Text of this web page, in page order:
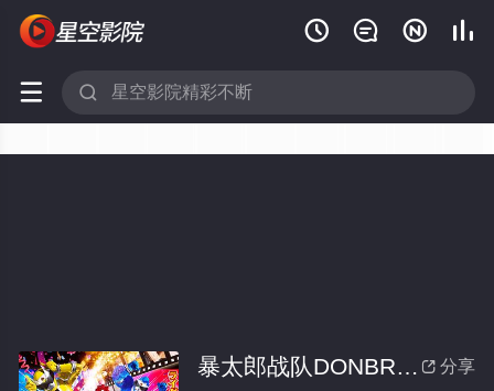
   
 
 分享
暴太郎战队DONBROTHERS剧场版新·初恋英雄